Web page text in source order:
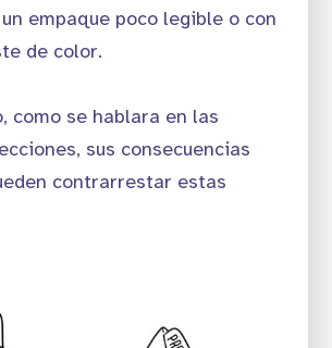
empaque poco legible o con
de color.
como se hablara en las
sus consecuencias
contrarrestar estas